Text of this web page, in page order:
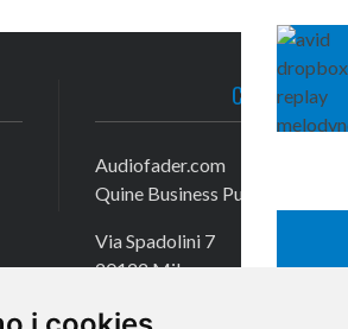
CONTATTACI
Audiofader.com
Quine Business Publisher
Via Spadolini 7
20122 Milano
Tel. +39 02 49756990